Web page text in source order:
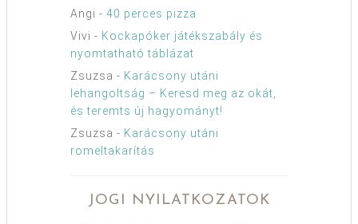
Angi - 40 perces pizza
Vivi - Kockapóker játékszabály és
nyomtatható táblázat
Zsuzsa - Karácsony utáni
lehangoltság – Keresd meg az okát,
és teremts új hagyományt!
Zsuzsa - Karácsony utáni
romeltakarítás
JOGI NYILATKOZATOK